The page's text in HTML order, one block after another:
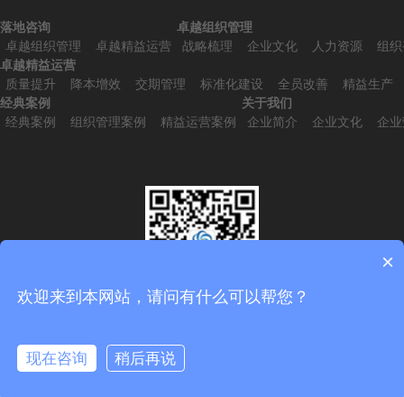
落地咨询
卓越组织管理
卓越精益运营
卓越组织管理
战略梳理
企业文化 人力资源
组
卓越精益运营
质量提升
降本增效 交期管理 标准化建设 全员改善
精益生产
经典案例
经典案例
组织管理案例 精益运营案例
关于我们
企业简介
企业文化 企
×
欢迎来到本网站，请问有什么可以帮您？
现在咨询
稍后再说
在线咨询